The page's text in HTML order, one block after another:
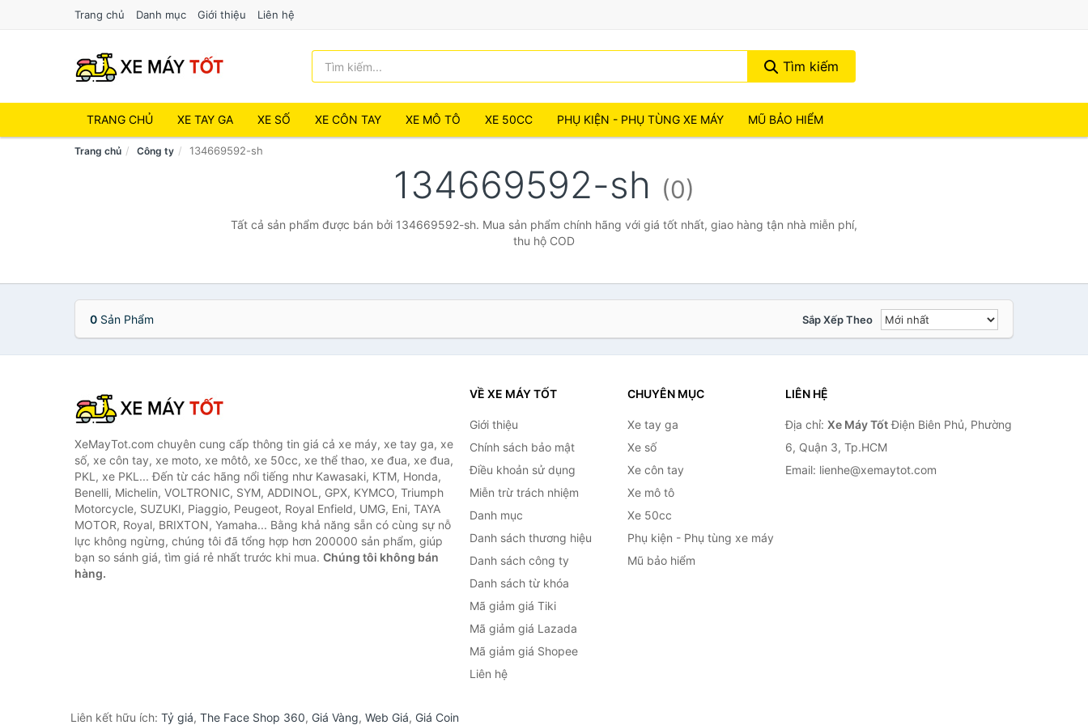
Trang chủ Danh mục Giới thiệu Liên hệ
Tìm kiếm
TRANG CHỦ XE TAY GA XE SỐ XE CÔN TAY XE MÔ TÔ XE 50CC PHỤ KIỆN - PHỤ TÙNG XE MÁY MŨ BẢO HIỂM
Trang chủ Công ty 134669592-sh
134669592-sh (0)
Tất cả sản phẩm được bán bởi 134669592-sh. Mua sản phẩm chính hãng với giá tốt nhất, giao hàng tận nhà miễn phí,
thu hộ COD
0 Sản Phẩm Sắp Xếp Theo
XeMayTot.com chuyên cung cấp thông tin giá cả xe máy, xe tay ga, xe
số, xe côn tay, xe moto, xe môtô, xe 50cc, xe thể thao, xe đua, xe đua,
PKL, xe PKL... Đến từ các hãng nổi tiếng như Kawasaki, KTM, Honda,
Benelli, Michelin, VOLTRONIC, SYM, ADDINOL, GPX, KYMCO, Triumph
Motorcycle, SUZUKI, Piaggio, Peugeot, Royal Enfield, UMG, Eni, TAYA
MOTOR, Royal, BRIXTON, Yamaha... Bằng khả năng sẵn có cùng sự nỗ
lực không ngừng, chúng tôi đã tổng hợp hơn 200000 sản phẩm, giúp
bạn so sánh giá, tìm giá rẻ nhất trước khi mua. Chúng tôi không bán
hàng.
VỀ XE MÁY TỐT
Giới thiệu
Chính sách bảo mật
Điều khoản sử dụng
Miễn trừ trách nhiệm
Danh mục
Danh sách thương hiệu
Danh sách công ty
Danh sách từ khóa
Mã giảm giá Tiki
Mã giảm giá Lazada
Mã giảm giá Shopee
Liên hệ
CHUYÊN MỤC
Xe tay ga
Xe số
Xe côn tay
Xe mô tô
Xe 50cc
Phụ kiện - Phụ tùng xe máy
Mũ bảo hiểm
LIÊN HỆ
Địa chỉ: Xe Máy TốtĐiện Biên Phủ, Phường
6, Quận 3, Tp.HCM
Email: lienhe@xemaytot.com
Liên kết hữu ích: Tỷ giá, The Face Shop 360, Giá Vàng, Web Giá, Giá Coin